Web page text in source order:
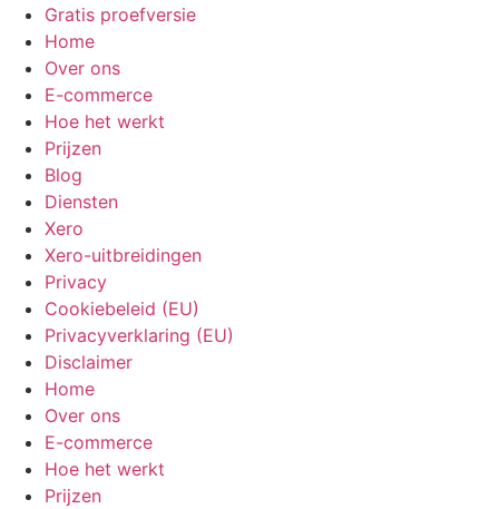
Gratis proefversie
Home
Over ons
E-commerce
Hoe het werkt
Prijzen
Blog
Diensten
Xero
Xero-uitbreidingen
Privacy
Cookiebeleid (EU)
Privacyverklaring (EU)
Disclaimer
Home
Over ons
E-commerce
Hoe het werkt
Prijzen